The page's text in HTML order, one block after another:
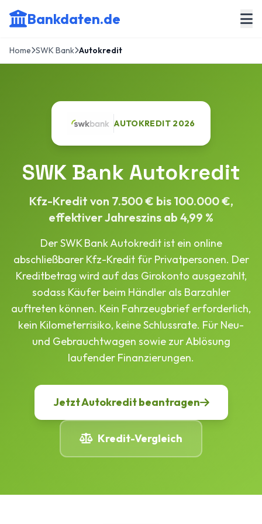
Bankdaten.de
Home SWK Bank Autokredit
AUTOKREDIT 2026
SWK Bank Autokredit
Kfz-Kredit von 7.500 € bis 100.000 €,
effektiver Jahreszins ab 4,99 %
Der SWK Bank Autokredit ist ein online
abschließbarer Kfz-Kredit für Privatpersonen. Der
Kreditbetrag wird auf das Girokonto ausgezahlt,
sodass Käufer beim Händler als Barzahler
auftreten können. Kein Fahrzeugbrief erforderlich,
kein Kilometerrisiko, keine Schlussrate. Für Neu-
und Gebrauchtwagen sowie zur Ablösung
laufender Finanzierungen.
Jetzt Autokredit beantragen
Kredit-Vergleich